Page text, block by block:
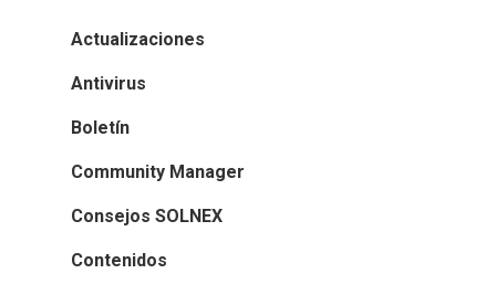
Actualizaciones
Antivirus
Boletín
Community Manager
Consejos SOLNEX
Contenidos